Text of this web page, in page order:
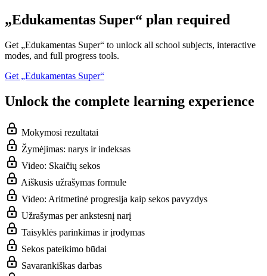
„Edukamentas Super“ plan required
Get „Edukamentas Super“ to unlock all school subjects, interactive
modes, and full progress tools.
Get „Edukamentas Super“
Unlock the complete learning experience
Mokymosi rezultatai
Žymėjimas: narys ir indeksas
Video: Skaičių sekos
Aiškusis užrašymas formule
Video: Aritmetinė progresija kaip sekos pavyzdys
Užrašymas per ankstesnį narį
Taisyklės parinkimas ir įrodymas
Sekos pateikimo būdai
Savarankiškas darbas